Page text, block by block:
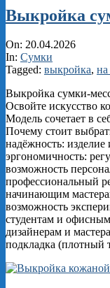
Выкройка
2026-
04-
20
On: 20.04.2026
In: Сумки
Tagged: выкройка, на
Выкройка
Освойте искусство
Модель сочетает в
Почему стоит
надёжность:
эргономичность:
возможность
профессиональный
начинающим
возможность
студентам и
дизайнерам и
подкладка (плотный